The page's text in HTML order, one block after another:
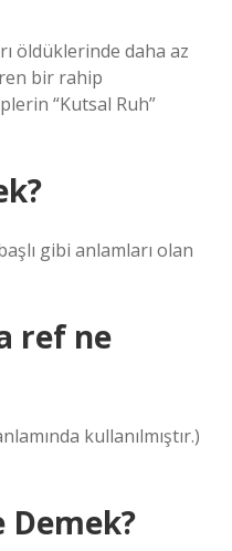
öldüklerinde daha az
bir rahip
“Kutsal Ruh”
gibi anlamları olan
ref ne
kullanılmıştır.)
Demek?